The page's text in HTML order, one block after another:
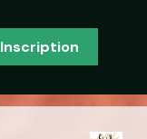
Inscription